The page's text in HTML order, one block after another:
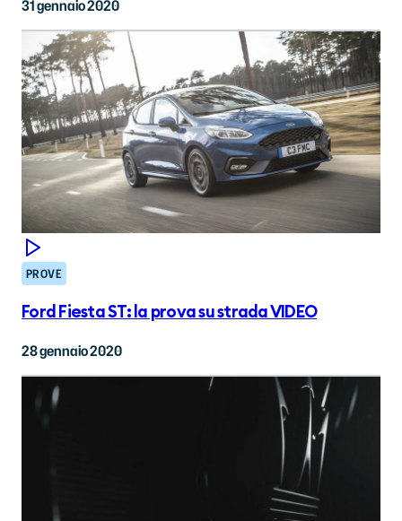
31 gennaio 2020
PROVE
Ford Fiesta ST: la prova su strada VIDEO
28 gennaio 2020